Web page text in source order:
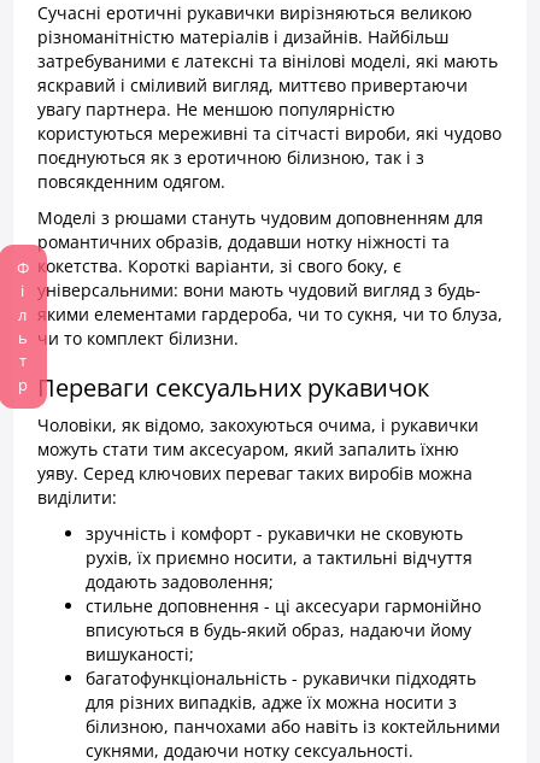
Фільтр
Сучасні еротичні рукавички вирізняються великою
різноманітністю матеріалів і дизайнів. Найбільш
затребуваними є латексні та вінілові моделі, які мають
яскравий і сміливий вигляд, миттєво привертаючи
увагу партнера. Не меншою популярністю
користуються мереживні та сітчасті вироби, які чудово
поєднуються як з еротичною білизною, так і з
повсякденним одягом.
Моделі з рюшами стануть чудовим доповненням для
романтичних образів, додавши нотку ніжності та
кокетства. Короткі варіанти, зі свого боку, є
універсальними: вони мають чудовий вигляд з будь-
якими елементами гардероба, чи то сукня, чи то блуза,
чи то комплект білизни.
Переваги сексуальних рукавичок
Чоловіки, як відомо, закохуються очима, і рукавички
можуть стати тим аксесуаром, який запалить їхню
уяву. Серед ключових переваг таких виробів можна
виділити:
зручність і комфорт - рукавички не сковують
рухів, їх приємно носити, а тактильні відчуття
додають задоволення;
стильне доповнення - ці аксесуари гармонійно
вписуються в будь-який образ, надаючи йому
вишуканості;
багатофункціональність - рукавички підходять
для різних випадків, адже їх можна носити з
білизною, панчохами або навіть із коктейльними
сукнями, додаючи нотку сексуальності.